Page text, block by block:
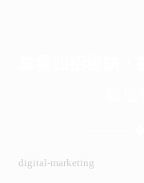
digital-marketing